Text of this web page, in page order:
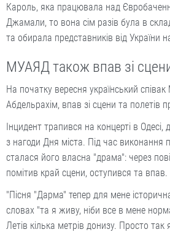
Кароль, яка працювала над
Джамали, то вона сім разів була в
та обирала представників від України
МУАЯД також впав зі
На початку вересня український
Абдельрахім, впав зі сцени та полетів
Інцидент трапився на концерті в
з нагоди Дня міста. Під час виконання
сталася його власна "драма": через
помітив край сцени, оступився та впав.
"Пісня "Дарма" тепер для мене
словах "та я живу, ніби все в мене
Летів кілька метрів донизу. Просто так